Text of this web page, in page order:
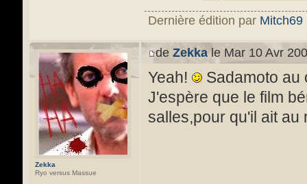
Dernière édition par Mitch69
Zekka
Ryo versus Massue
de Zekkale Mar 10 Avr
Yeah!
Sadamoto au
J'espère que le film
salles,pour qu'il ait au